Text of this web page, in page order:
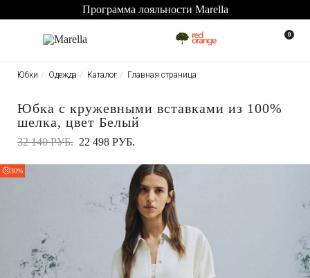
Программа лояльности Marella
0
Главная страница
Каталог
Одежда
Юбки
Юбка с кружевными вставками из 100%
шелка, цвет Белый
32 140 РУБ. 22 498 РУБ.
30%